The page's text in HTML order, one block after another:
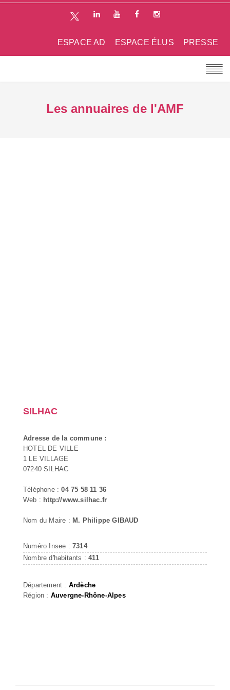
PRESSE
ESPACE ÉLUS
ESPACE AD
Les annuaires de l'AMF
SILHAC
Adresse de la commune :
HOTEL DE VILLE
1 LE VILLAGE
07240 SILHAC
Téléphone :04 75 58 11 36
Web : http://www.silhac.fr
Nom du Maire : M. Philippe GIBAUD
Numéro Insee : 7314
Nombre d'habitants :411
Département : Ardèche
Région : Auvergne-Rhône-Alpes